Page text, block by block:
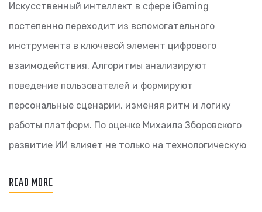
Искусственный интеллект в сфере iGaming
постепенно переходит из вспомогательного
инструмента в ключевой элемент цифрового
взаимодействия. Алгоритмы анализируют
поведение пользователей и формируют
персональные сценарии, изменяя ритм и логику
работы платформ. По оценке Михаила Зборовского
развитие ИИ влияет не только на технологическую
READ MORE